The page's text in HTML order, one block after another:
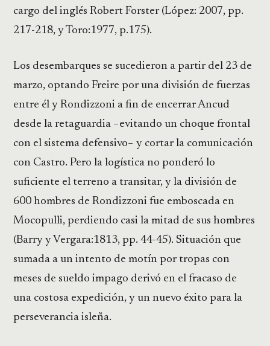
cargo del inglés Robert Forster (López: 2007, pp.
217-218, y Toro:1977, p.175).
Los desembarques se sucedieron a partir del 23 de
marzo, optando Freire por una división de fuerzas
entre él y Rondizzoni a fin de encerrar Ancud
desde la retaguardia −evitando un choque frontal
con el sistema defensivo− y cortar la comunicación
con Castro. Pero la logística no ponderó lo
suficiente el terreno a transitar, y la división de
600 hombres de Rondizzoni fue emboscada en
Mocopulli, perdiendo casi la mitad de sus hombres
(Barry y Vergara:1813, pp. 44-45). Situación que
sumada a un intento de motín por tropas con
meses de sueldo impago derivó en el fracaso de
una costosa expedición, y un nuevo éxito para la
perseverancia isleña.